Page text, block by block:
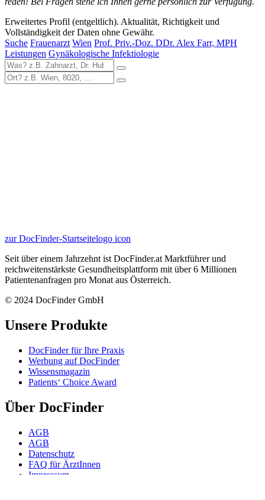
Erweitertes Profil (entgeltlich). Aktualität, Richtigkeit und
Vollständigkeit der Daten ohne Gewähr.
Suche Frauenarzt Wien Prof. Priv.-Doz. DDr. Alex Farr, MPH
Leistungen Gynäkologische Infektiologie
zur DocFinder-Startseitelogo icon
Seit über einem Jahrzehnt ist DocFinder.at Marktführer und
reichweitenstärkste Gesundheitsplattform mit über 6 Millionen
Patientenanfragen pro Monat aus Österreich.
© 2024 DocFinder GmbH
Unsere Produkte
DocFinder für Ihre Praxis
Werbung auf DocFinder
Wissensmagazin
Patients‘ Choice Award
Über DocFinder
AGB
AGB
Datenschutz
FAQ für ÄrztInnen
Impressum